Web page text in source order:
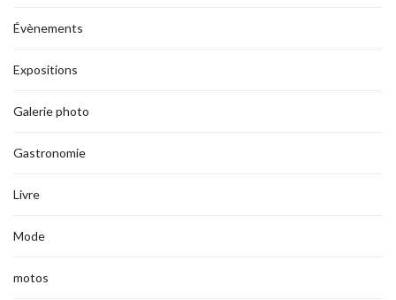
Évènements
Expositions
Galerie photo
Gastronomie
Livre
Mode
motos